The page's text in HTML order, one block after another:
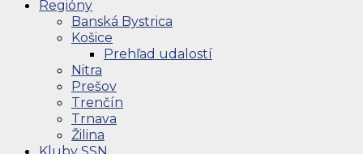
Regióny
Banská Bystrica
Košice
Prehľad udalostí
Nitra
Prešov
Trenčín
Trnava
Žilina
Kluby SSN